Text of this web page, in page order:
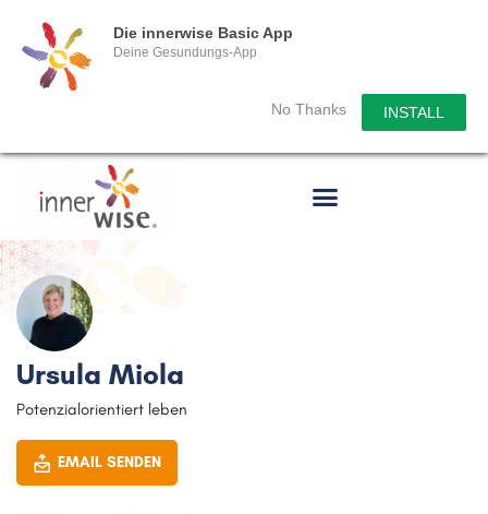
Die innerwise Basic App
Deine Gesundungs-App
No Thanks INSTALL
Ursula Miola
Potenzialorientiert leben
EMAIL SENDEN